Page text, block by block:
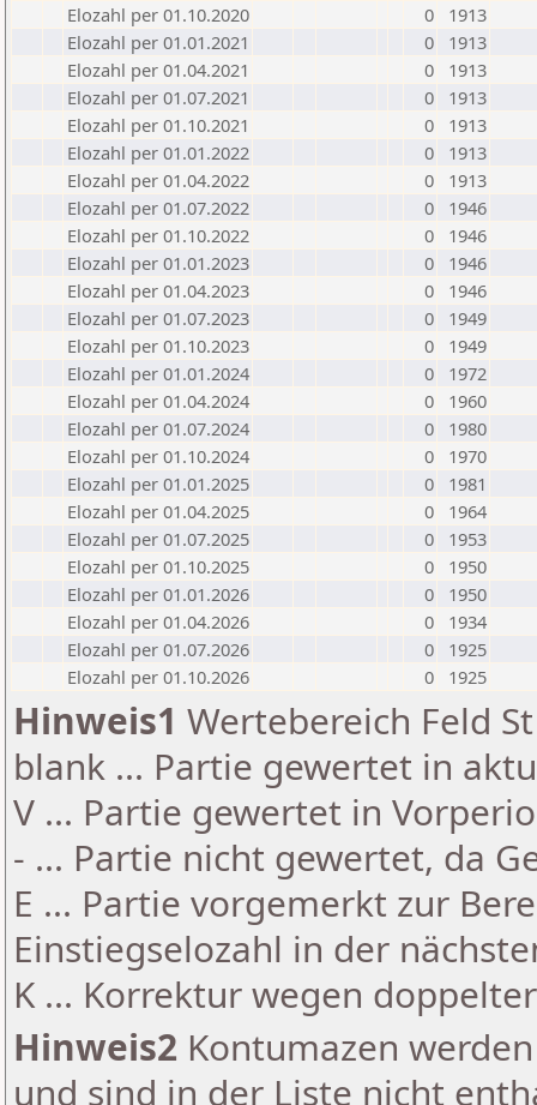
Elozahl per 01.10.2020
0
1913
Elozahl per 01.01.2021
0
1913
Elozahl per 01.04.2021
0
1913
Elozahl per 01.07.2021
0
1913
Elozahl per 01.10.2021
0
1913
Elozahl per 01.01.2022
0
1913
Elozahl per 01.04.2022
0
1913
Elozahl per 01.07.2022
0
1946
Elozahl per 01.10.2022
0
1946
Elozahl per 01.01.2023
0
1946
Elozahl per 01.04.2023
0
1946
Elozahl per 01.07.2023
0
1949
Elozahl per 01.10.2023
0
1949
Elozahl per 01.01.2024
0
1972
Elozahl per 01.04.2024
0
1960
Elozahl per 01.07.2024
0
1980
Elozahl per 01.10.2024
0
1970
Elozahl per 01.01.2025
0
1981
Elozahl per 01.04.2025
0
1964
Elozahl per 01.07.2025
0
1953
Elozahl per 01.10.2025
0
1950
Elozahl per 01.01.2026
0
1950
Elozahl per 01.04.2026
0
1934
Elozahl per 01.07.2026
0
1925
Elozahl per 01.10.2026
0 1925
Hinweis1 Wertebereich Feld
blank ... Partie gewertet in
V ... Partie gewertet in
- ... Partie nicht gewertet, da
E ... Partie vorgemerkt zur
Einstiegselozahl in der
K ... Korrektur wegen
Hinweis2 Kontumazen
und sind in der Liste nicht